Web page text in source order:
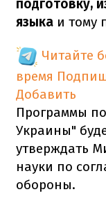
подготовку,
языка и тому
Читайте
время
Добавить
Программы
Украины"
утверждать
науки по
обороны.